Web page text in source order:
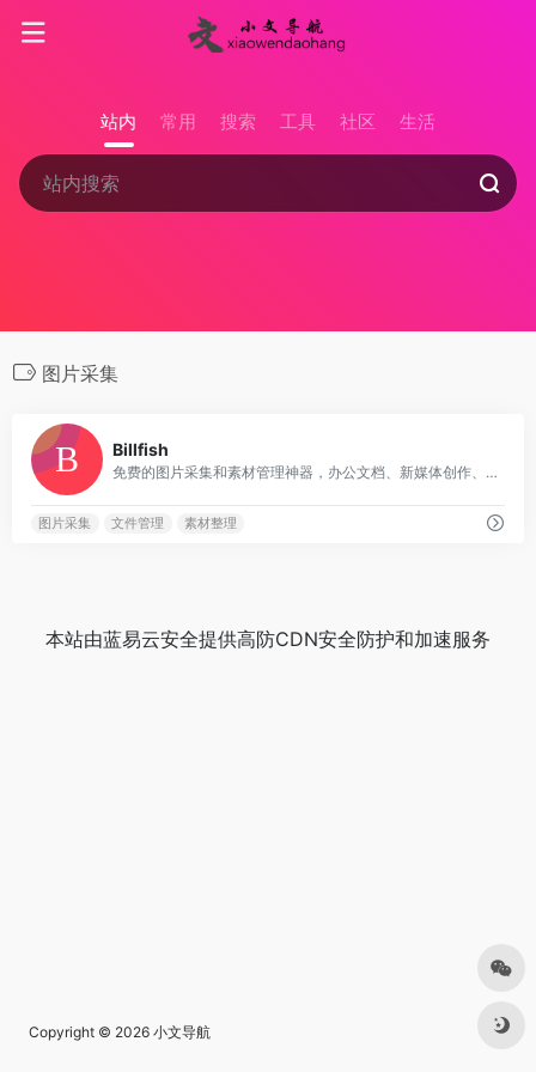
站内 常用 搜索 工具 社区 生活
图片采集
Billfish
免费的图片采集和素材管理神器，办公文档、新媒体创作、设计师等人员必备工具！
图片采集 文件管理 素材整理
本站由蓝易云安全提供高防CDN安全防护和加速服务
Copyright © 2026 小文导航